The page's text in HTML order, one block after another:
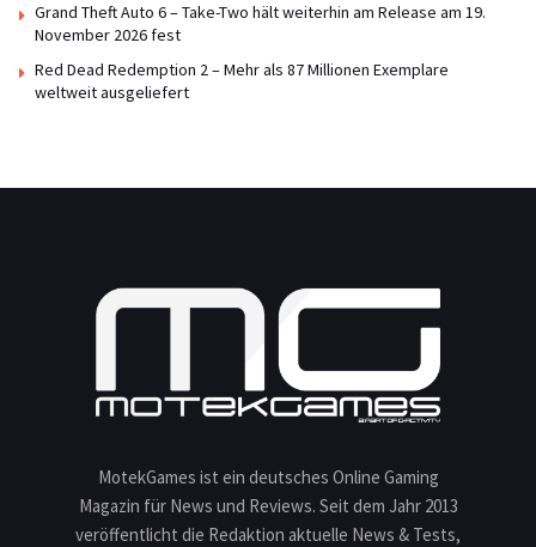
Grand Theft Auto 6 – Take-Two hält weiterhin am Release am 19.
November 2026 fest
Red Dead Redemption 2 – Mehr als 87 Millionen Exemplare
weltweit ausgeliefert
MotekGames ist ein deutsches Online Gaming
Magazin für News und Reviews. Seit dem Jahr 2013
veröffentlicht die Redaktion aktuelle News & Tests,